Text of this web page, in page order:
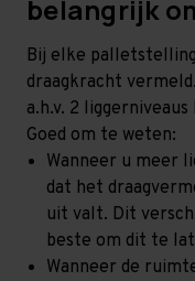
belangrijk
Bij elke
draagkracht
a.h.v. 2
Goed om te weten:
Wanneer u meer
dat het
uit valt. Dit
beste om dit te
Wanneer de